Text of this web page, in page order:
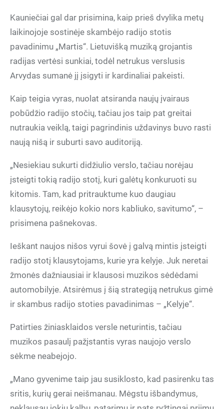
Kauniečiai gal dar prisimina, kaip prieš dvylika metų
laikinojoje sostinėje skambėjo radijo stotis
pavadinimu „Martis“. Lietuvišką muziką grojantis
radijas vertėsi sunkiai, todėl netrukus verslusis
Arvydas sumanė jį įsigyti ir kardinaliai pakeisti.
Kaip teigia vyras, nuolat atsiranda naujų įvairaus
pobūdžio radijo stočių, tačiau jos taip pat greitai
nutraukia veiklą, taigi pagrindinis uždavinys buvo rasti
naują nišą ir suburti savo auditoriją.
„Nesiekiau sukurti didžiulio verslo, tačiau norėjau
įsteigti tokią radijo stotį, kuri galėtų konkuruoti su
kitomis. Tam, kad pritrauktume kuo daugiau
klausytojų, reikėjo kokio nors kabliuko, savitumo“, –
prisimena pašnekovas.
Ieškant naujos nišos vyrui šovė į galvą mintis įsteigti
radijo stotį klausytojams, kurie yra kelyje. Juk neretai
žmonės dažniausiai ir klausosi muzikos sėdėdami
automobilyje. Atsirėmus į šią strategiją netrukus gimė
ir skambus radijo stoties pavadinimas – „Kelyje“.
Patirties žiniasklaidos versle neturintis, tačiau
muzikos pasaulį pažįstantis vyras naujojo verslo
sėkme neabejojo.
„Mano gyvenime taip jau susiklosto, kad pasirenku tas
sritis, kurių gerai neišmanau. Mėgstu išbandymus,